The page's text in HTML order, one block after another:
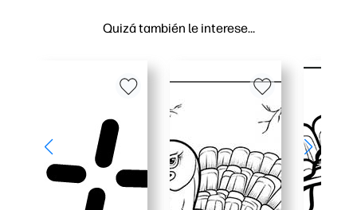
Quizá también le interese…